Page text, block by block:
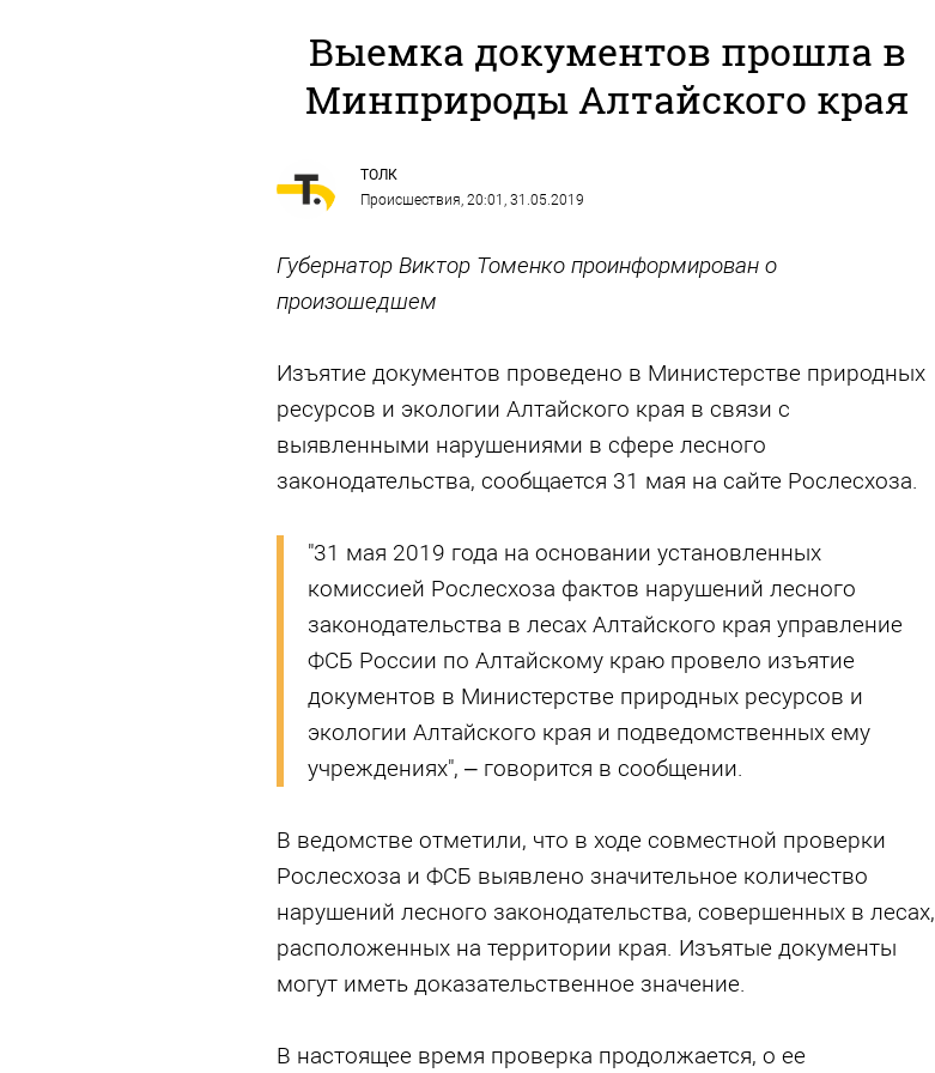
Выемка документов прошла в
Минприроды Алтайского края
ТОЛК
Происшествия, 20:01, 31.05.2019
Губернатор Виктор Томенко проинформирован о
произошедшем
Изъятие документов проведено в Министерстве природных
ресурсов и экологии Алтайского края в связи с
выявленными нарушениями в сфере лесного
законодательства, сообщается 31 мая на сайте Рослесхоза.
"31 мая 2019 года на основании установленных
комиссией Рослесхоза фактов нарушений лесного
законодательства в лесах Алтайского края управление
ФСБ России по Алтайскому краю провело изъятие
документов в Министерстве природных ресурсов и
экологии Алтайского края и подведомственных ему
учреждениях", – говорится в сообщении.
В ведомстве отметили, что в ходе совместной проверки
Рослесхоза и ФСБ выявлено значительное количество
нарушений лесного законодательства, совершенных в лесах,
расположенных на территории края. Изъятые документы
могут иметь доказательственное значение.
В настоящее время проверка продолжается, о ее